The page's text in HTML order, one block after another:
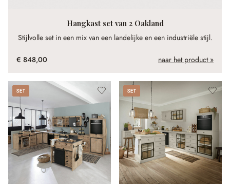
Hangkast set van 2 Oakland
Stijlvolle set in een mix van een landelijke en een industriële stijl.
€ 848,00 naar het product »
Set Set